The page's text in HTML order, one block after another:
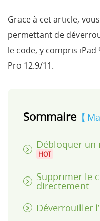
Grace à cet article,
permettant de
le code, y compris iPad
Pro 12.9/11.
Sommaire
Débloquer un
HOT
Supprimer le
directement
Déverrouiller